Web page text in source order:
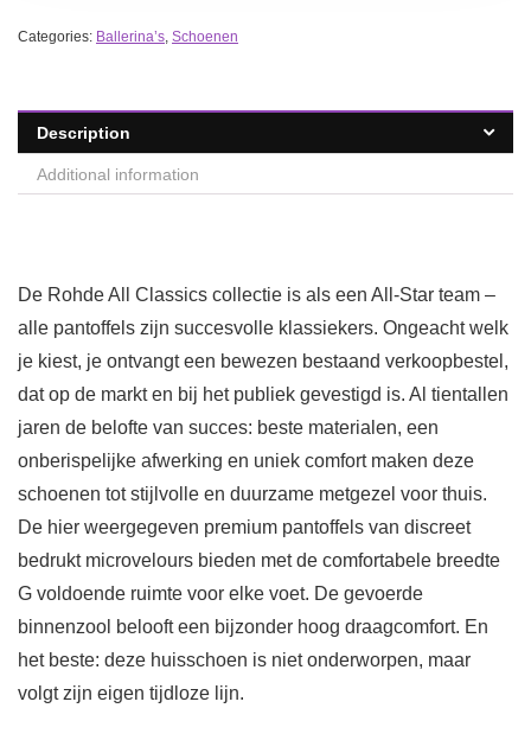
Categories: Ballerina’s, Schoenen
Description
Additional information
De Rohde All Classics collectie is als een All-Star team –
alle pantoffels zijn succesvolle klassiekers. Ongeacht welk
je kiest, je ontvangt een bewezen bestaand verkoopbestel,
dat op de markt en bij het publiek gevestigd is. Al tientallen
jaren de belofte van succes: beste materialen, een
onberispelijke afwerking en uniek comfort maken deze
schoenen tot stijlvolle en duurzame metgezel voor thuis.
De hier weergegeven premium pantoffels van discreet
bedrukt microvelours bieden met de comfortabele breedte
G voldoende ruimte voor elke voet. De gevoerde
binnenzool belooft een bijzonder hoog draagcomfort. En
het beste: deze huisschoen is niet onderworpen, maar
volgt zijn eigen tijdloze lijn.